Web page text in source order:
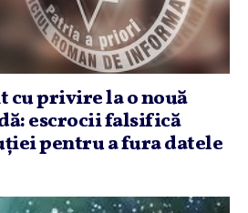
cu privire la o nouă
escrocii falsifică
pentru a fura datele